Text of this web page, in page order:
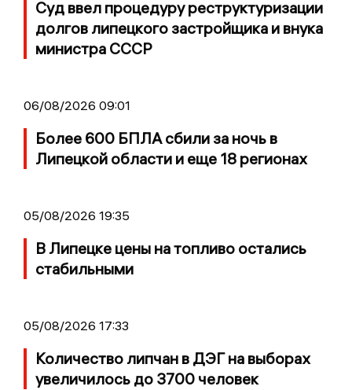
Суд ввел процедуру реструктуризации
долгов липецкого застройщика и внука
министра СССР
06/08/2026 09:01
Более 600 БПЛА сбили за ночь в
Липецкой области и еще 18 регионах
05/08/2026 19:35
В Липецке цены на топливо остались
стабильными
05/08/2026 17:33
Количество липчан в ДЭГ на выборах
увеличилось до 3700 человек